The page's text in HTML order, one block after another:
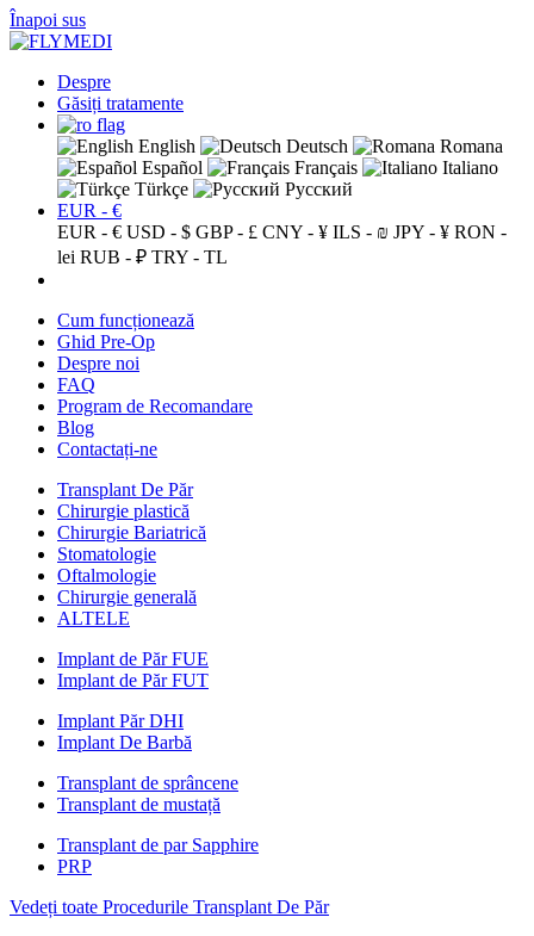
Înapoi sus
Despre
Găsiți tratamente
English Deutsch
Romana
Español
Français
Italiano
Türkçe
Русский
EUR - €
EUR - € USD - $ GBP - £ CNY - ¥ ILS - ₪ JPY - ¥ RON -
lei RUB - ₽ TRY - TL
Cum funcționează
Ghid Pre-Op
Despre noi
FAQ
Program de Recomandare
Blog
Contactați-ne
Transplant De Păr
Chirurgie plastică
Chirurgie Bariatrică
Stomatologie
Oftalmologie
Chirurgie generală
ALTELE
Implant de Păr FUE
Implant de Păr FUT
Implant Păr DHI
Implant De Barbă
Transplant de sprâncene
Transplant de mustață
Transplant de par Sapphire
PRP
Vedeți toate Procedurile Transplant De Păr